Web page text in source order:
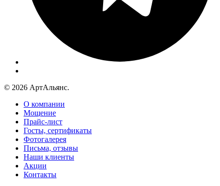
© 2026 АртАльянс.
О компании
Мощение
Прайс-лист
Госты, сертификаты
Фотогалерея
Письма, отзывы
Наши клиенты
Акции
Контакты